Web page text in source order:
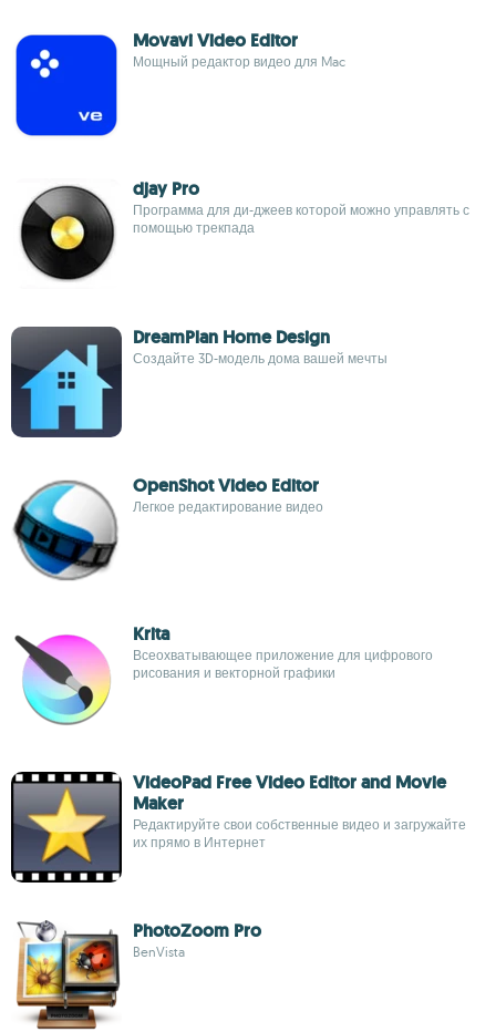
Movavi Video Editor
Мощный редактор видео для Mac
djay Pro
Программа для ди-джеев которой можно управлять с
помощью трекпада
DreamPlan Home Design
Создайте 3D-модель дома вашей мечты
OpenShot Video Editor
Легкое редактирование видео
Krita
Всеохватывающее приложение для цифрового
рисования и векторной графики
VideoPad Free Video Editor and Movie
Maker
Редактируйте свои собственные видео и загружайте
их прямо в Интернет
PhotoZoom Pro
BenVista